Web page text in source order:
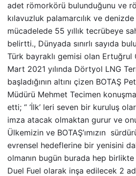
adet römorkörü bulunduğunu ve
kılavuzluk palamarcılık ve
mücadelede 55 yıllık tecrübeye
belirtti., Dünyada sınırlı sayıda
Türk bayraklı gemisi olan Ertuğrul
Mart 2021 yılında Dörtyol LNG
başladığının altını çizen BOTAŞ
Müdürü Mehmet Tecimen
etti; “ ‘İlk’ leri seven bir kuruluş
imza atacak olmaktan gurur ve
Ülkemizin ve BOTAŞ’ımızın
evrensel hedeflerine bir yenisini
olmanın bugün burada hep
Duel Fuel olarak inşa edilecek 2